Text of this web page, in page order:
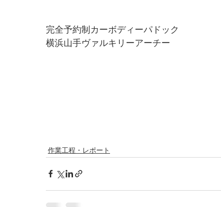
完全予約制カーボディーパドック
横浜山手ヴァルキリーアーチー
作業工程・レポート